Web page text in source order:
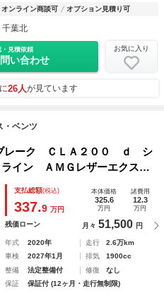
オンライン商談可 オプション見積り可
葉北
・見積依頼
い合わせ
お気に入り
26人が見ています
・ベンツ
ブレーク ＣＬＡ２００ ｄ シ
イン ＡＭＧレザーエクスク
ーフティパッケージ アドバ
ンパッケージ シートヒータ
ー フロアマット コネクテ
支払総額(税込)
337.9 万円
本体価格
325.6
万円
諸費用
12.3
万円
残価ローン 月々 51,500 円
年式 2020年 走行
2.6万km
車検
2027年1月 排気
1900cc
整備
法定整備付 修復
なし
保証
保証付 (12ヶ月・走行無制限)